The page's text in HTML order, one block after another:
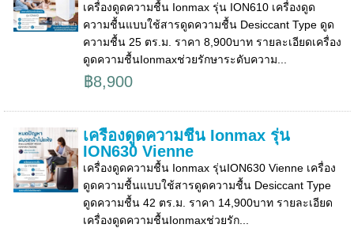
เครื่องดูดความชื้น Ionmax รุ่น ION610 เครื่องดูด
ความชื้นแบบใช้สารดูดความชื้น Desiccant Type ดูด
ความชื้น 25 ตร.ม. ราคา 8,900บาท รายละเอียดเครื่อง
ดูดความชื้นIonmaxช่วยรักษาระดับความ...
฿8,900
เครื่องดูดความชื้น Ionmax รุ่น
ION630 Vienne
เครื่องดูดความชื้น Ionmax รุ่นION630 Vienne เครื่อง
ดูดความชื้นแบบใช้สารดูดความชื้น Desiccant Type
ดูดความชื้น 42 ตร.ม. ราคา 14,900บาท รายละเอียด
เครื่องดูดความชื้นIonmaxช่วยรัก...